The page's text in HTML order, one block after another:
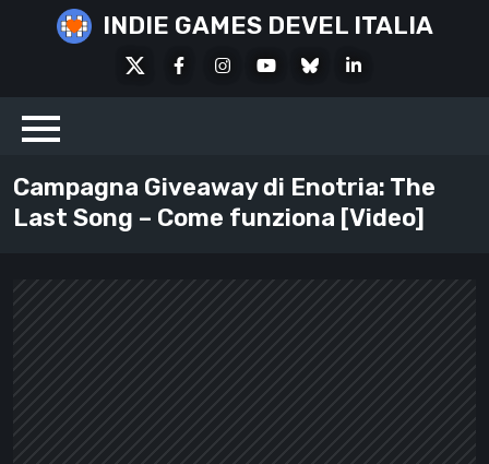
INDIE GAMES DEVEL ITALIA
FacebookInstagramYoutubeBlueskyLinkedIn
Campagna Giveaway di Enotria: The
Last Song – Come funziona [Video]